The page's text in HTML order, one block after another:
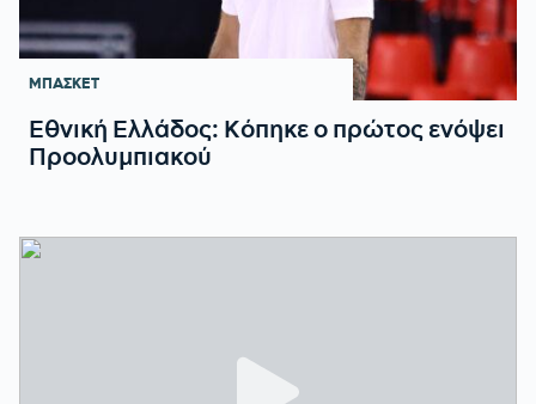
ΜΠΑΣΚΕΤ
Εθνική Ελλάδος: Κόπηκε ο πρώτος ενόψει
Προολυμπιακού